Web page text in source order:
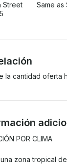
Street
Same as
la cantidad oferta
POR CLIMA